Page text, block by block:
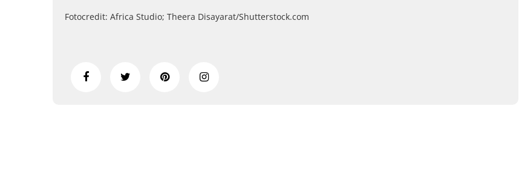
Fotocredit: Africa Studio; Theera Disayarat/Shutterstock.com